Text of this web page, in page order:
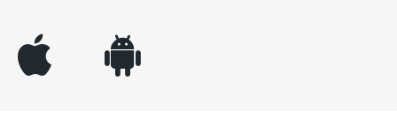
appleinc android